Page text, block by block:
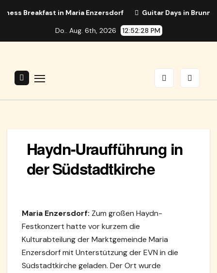
Breakfast in Maria Enzersdorf Guitar Days in Brunn
Do.. Aug. 6th, 2026 12:52:28 PM
Haydn-Uraufführung in
der Südstadtkirche
Maria Enzersdorf: Zum großen Haydn-
Festkonzert hatte vor kurzem die
Kulturabteilung der Marktgemeinde Maria
Enzersdorf mit Unterstützung der EVN in die
Südstadtkirche geladen. Der Ort wurde